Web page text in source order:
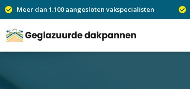
Meer dan 1.100 aangesloten vakspecialisten